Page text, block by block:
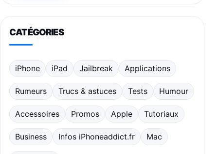
CATÉGORIES
iPhone iPad Jailbreak Applications
Rumeurs Trucs & astuces Tests Humour
Accessoires Promos Apple Tutoriaux
Business Infos iPhoneaddict.fr Mac